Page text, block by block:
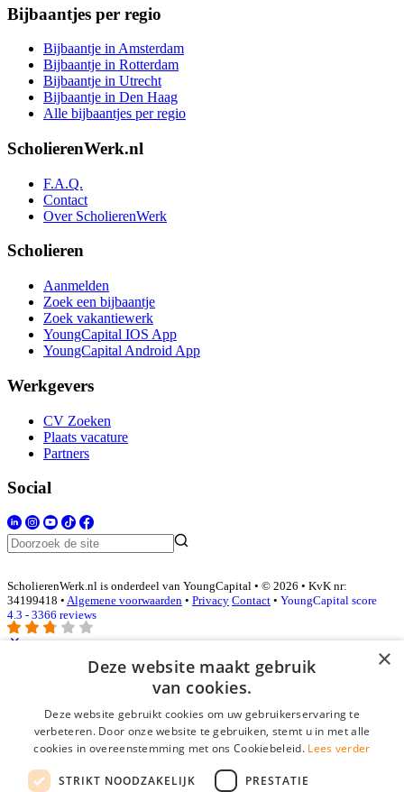
Bijbaantjes per regio
Bijbaantje in Amsterdam
Bijbaantje in Rotterdam
Bijbaantje in Utrecht
Bijbaantje in Den Haag
Alle bijbaantjes per regio
ScholierenWerk.nl
F.A.Q.
Contact
Over ScholierenWerk
Scholieren
Aanmelden
Zoek een bijbaantje
Zoek vakantiewerk
YoungCapital IOS App
YoungCapital Android App
Werkgevers
CV Zoeken
Plaats vacature
Partners
Social
ScholierenWerk.nl is onderdeel van YoungCapital • © 2026 • KvK nr:
34199418 • Algemene voorwaarden • Privacy Contact • YoungCapital score
4.3 - 3366 reviews
Inloggen als bedrijf
E-mail*
Wachtwoord
login gegevens onthouden
×
Deze website maakt gebruik
van cookies.
Deze website gebruikt cookies om uw gebruikerservaring te
verbeteren. Door onze website te gebruiken, stemt u in met alle
cookies in overeenstemming met ons Cookiebeleid. Lees verder
STRIKT NOODZAKELIJK PRESTATIE